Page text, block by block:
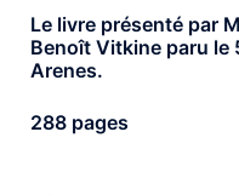
Le livre présenté par
Benoît Vitkine paru
Arenes.
288 pages